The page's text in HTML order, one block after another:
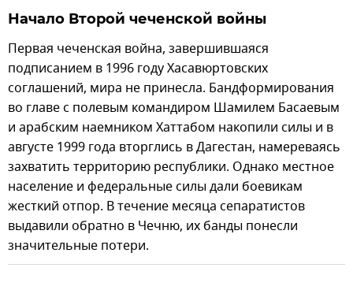
Начало Второй чеченской войны
Первая чеченская война, завершившаяся
подписанием в 1996 году Хасавюртовских
соглашений, мира не принесла. Бандформирования
во главе с полевым командиром Шамилем Басаевым
и арабским наемником Хаттабом накопили силы и в
августе 1999 года вторглись в Дагестан, намереваясь
захватить территорию республики. Однако местное
население и федеральные силы дали боевикам
жесткий отпор. В течение месяца сепаратистов
выдавили обратно в Чечню, их банды понесли
значительные потери.